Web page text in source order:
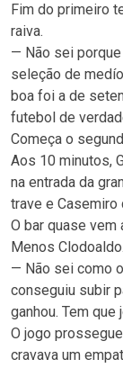
Fim do primeiro
raiva.
— Não sei
seleção de
boa foi a de
futebol de
Começa o
Aos 10 minutos,
na entrada da
trave e Casemiro
O bar quase vem
Menos Clodoaldo.
— Não sei como
conseguiu subir
ganhou. Tem que
O jogo
cravava um